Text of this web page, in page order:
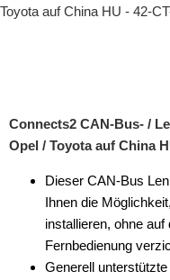
Connects2 CAN-Bus- /
Opel / Toyota auf China
Dieser CAN-Bus
Ihnen die
installieren, ohne
Fernbedienung
Generell